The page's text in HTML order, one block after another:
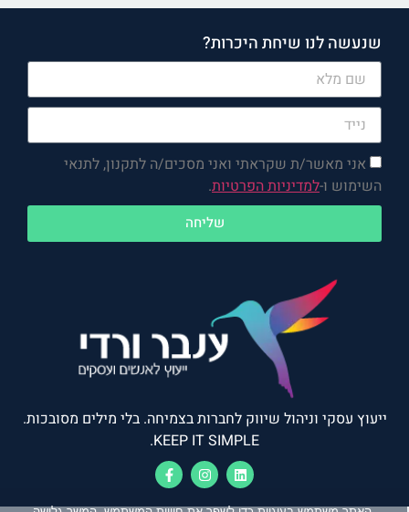
ייעוץ עסקי וניהול שיווק לחברות בצמיחה. בלי מילים מסובכות.
KEEP IT SIMPLE.
שנעשה לנו שיחת היכרות?
אני מאשר/ת שקראתי ואני מסכים/ה לתקנון, לתנאי
השימוש ו-למדיניות הפרטיות.
שליחה